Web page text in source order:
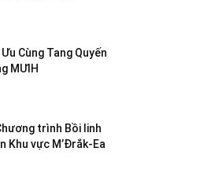
Cùng Tang Quyến
MƯIH
trình Bồi linh
Khu vực M’Đrắk-Ea